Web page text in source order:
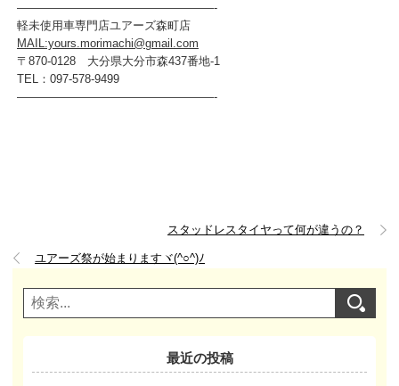
—————————————————-
軽未使用車専門店ユアーズ森町店
MAIL:yours.morimachi@gmail.com
〒870-0128 大分県大分市森437番地-1
TEL：097-578-9499
—————————————————-
スタッドレスタイヤって何が違うの？
ユアーズ祭が始まりますヾ(^○^)ﾉ
最近の投稿